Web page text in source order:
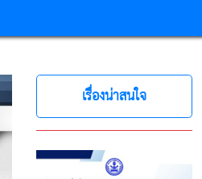
เรื่องน่าสนใจ